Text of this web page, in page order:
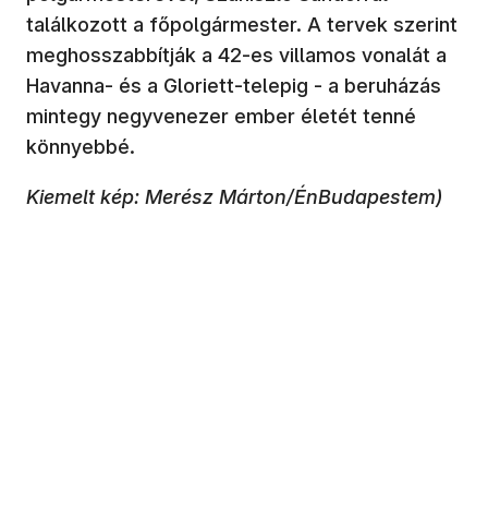
találkozott a főpolgármester. A tervek szerint
meghosszabbítják a 42-es villamos vonalát a
Havanna- és a Gloriett-telepig - a beruházás
mintegy negyvenezer ember életét tenné
könnyebbé.
Kiemelt kép: Merész Márton/ÉnBudapestem)